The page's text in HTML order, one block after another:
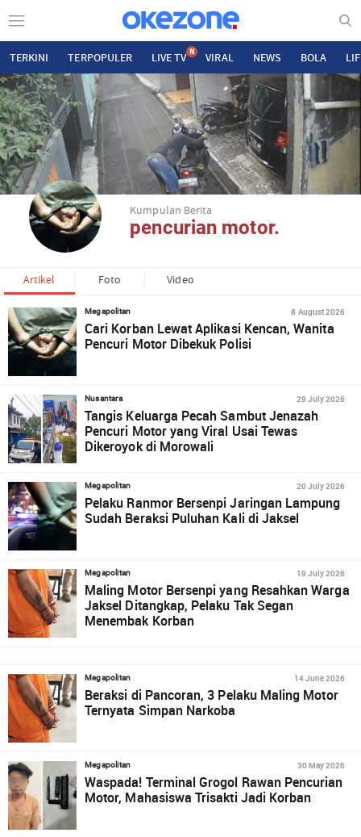
TERKINI TERPOPULER LIVE TV N VIRAL NEWS BOLA
Kumpulan Berita
pencurian motor.
Artikel Foto Video
Megapolitan 8 August 2026
Cari Korban Lewat Aplikasi Kencan, Wanita
Pencuri Motor Dibekuk Polisi
Nusantara 29 July 2026
Tangis Keluarga Pecah Sambut Jenazah
Pencuri Motor yang Viral Usai Tewas
Dikeroyok di Morowali
Megapolitan 20 July 2026
Pelaku Ranmor Bersenpi Jaringan Lampung
Sudah Beraksi Puluhan Kali di Jaksel
Megapolitan 19 July 2026
Maling Motor Bersenpi yang Resahkan Warga
Jaksel Ditangkap, Pelaku Tak Segan
Menembak Korban
Megapolitan 14 June 2026
Beraksi di Pancoran, 3 Pelaku Maling Motor
Ternyata Simpan Narkoba
Megapolitan 30 May 2026
Waspada! Terminal Grogol Rawan Pencurian
Motor, Mahasiswa Trisakti Jadi Korban